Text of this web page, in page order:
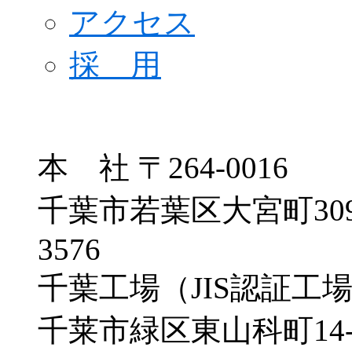
アクセス
採 用
本 社 〒264-0016
千葉市若葉区大宮町
3576
千葉工場（JIS認証工
千莱市緑区東山科町